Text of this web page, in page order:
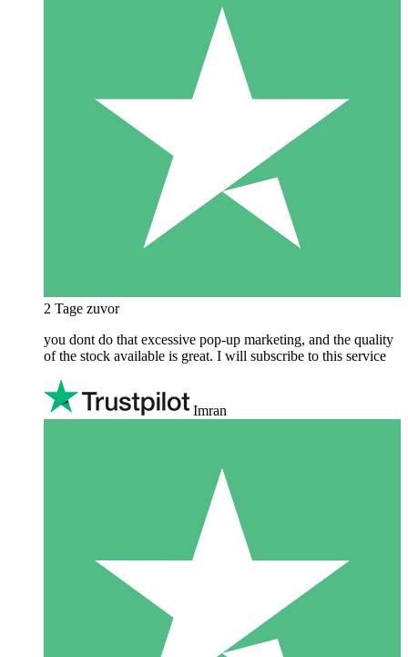
2 Tage zuvor
you dont do that excessive pop-up marketing, and the quality
of the stock available is great. I will subscribe to this service
Imran